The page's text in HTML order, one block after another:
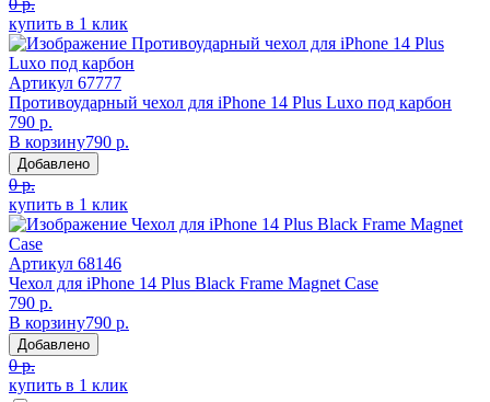
купить в 1 клик
Артикул 67777
Противоударный чехол для iPhone 14 Plus Luxo под карбон
790 р.
В корзину790 р.
Добавлено
0 р.
купить в 1 клик
Артикул 68146
Чехол для iPhone 14 Plus Black Frame Magnet Case
790 р.
В корзину790 р.
Добавлено
0 р.
купить в 1 клик